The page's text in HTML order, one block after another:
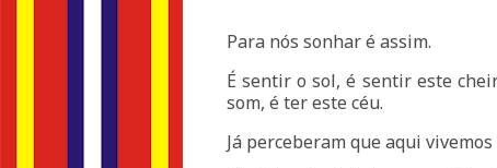
Para nós sonhar é assim.
É sentir o sol, é sentir este
som, é ter este céu.
Já perceberam que aqui